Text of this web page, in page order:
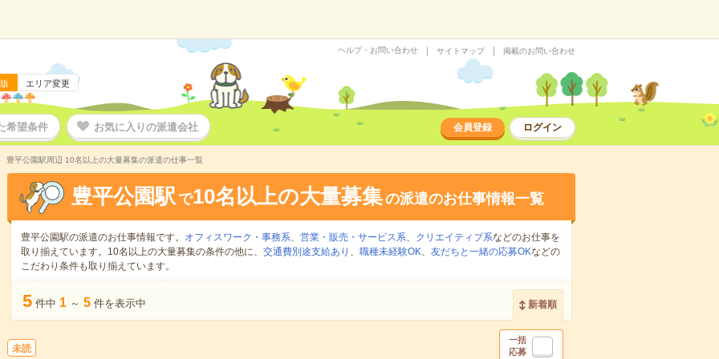
エリア変更
ヘルプ・お問い合わせ サイトマップ 掲載のお問い合わせ
希望条件 お気に入りの派遣会社 会員登録 ログイン
豊平公園駅周辺 10名以上の大量募集の派遣の仕事一覧
豊平公園駅 で10名以上の大量募集の派遣のお仕事情報一覧
豊平公園駅の派遣のお仕事情報です。 オフィスワーク・事務系、 営業・販売・サービス系、 クリエイティブ系などのお仕事を
取り揃えています。10名以上の大量募集の条件の他に、 交通費別途支給あり 、 職種未経験OK、 友だちと一緒の応募OKなどの
こだわり条件も取り揃えています。
5 件中 1 ～ 5 件を表示中 新着順
未読
一括
応募